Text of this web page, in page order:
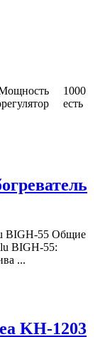
Мощность 1000
есть
BIGH-55 Общие
BIGH-55:
...
KH-1203